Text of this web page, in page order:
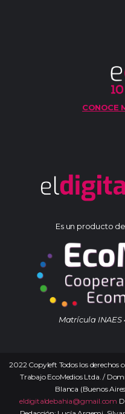
CONOCE
Es un producto
Matrícula INAES
2022 Copyleft Todos los
Trabajo EcoMedios Ltda. /
Blanca (Buenos
eldigitaldebahia@gmail.com